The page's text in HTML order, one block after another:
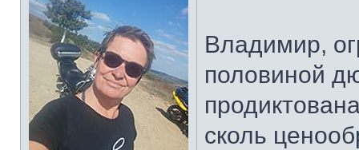
Владимир,
половиной
сколь